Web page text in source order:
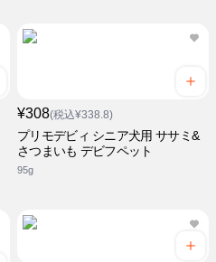
¥308(税込¥338.8)
プリモデビィ シニア犬用 ササミ&
さつまいも デビフペット
95g